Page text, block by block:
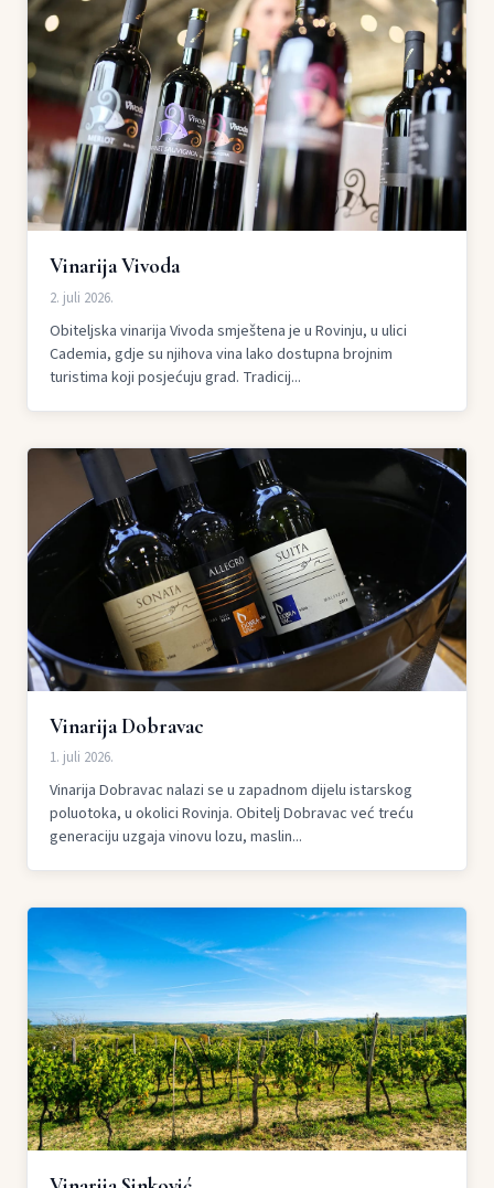
Vinarija Vivoda
2. juli 2026.
Obiteljska vinarija Vivoda smještena je u Rovinju, u ulici
Cademia, gdje su njihova vina lako dostupna brojnim
turistima koji posjećuju grad. Tradicij...
Vinarija Dobravac
1. juli 2026.
Vinarija Dobravac nalazi se u zapadnom dijelu istarskog
poluotoka, u okolici Rovinja. Obitelj Dobravac već treću
generaciju uzgaja vinovu lozu, maslin...